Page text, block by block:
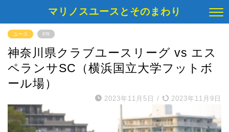
マリノスユースとそのまわり
ユース PR
神奈川県クラブユースリーグ vs エス
ペランサSC（横浜国立大学フットボ
ール場）
2023年11月5日 / 2023年11月9日